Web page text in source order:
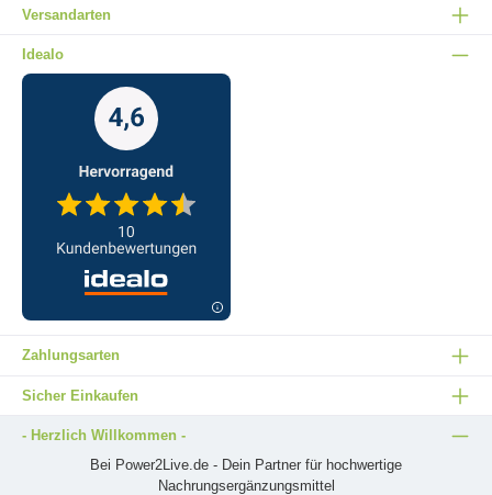
Versandarten
Idealo
Zahlungsarten
Sicher Einkaufen
- Herzlich Willkommen -
Bei Power2Live.de - Dein Partner für hochwertige
Nachrungsergänzungsmittel